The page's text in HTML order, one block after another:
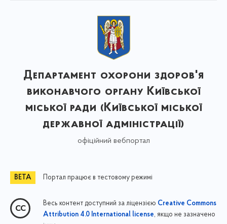
Департамент охорони здоров'я
виконавчого органу Київської
міської ради (Київської міської
державної адміністрації)
офіційний вебпортал
Портал працює в тестовому режимі
Весь контент доступний за ліцензією Creative Commons
Attribution 4.0 International license, якщо не зазначено